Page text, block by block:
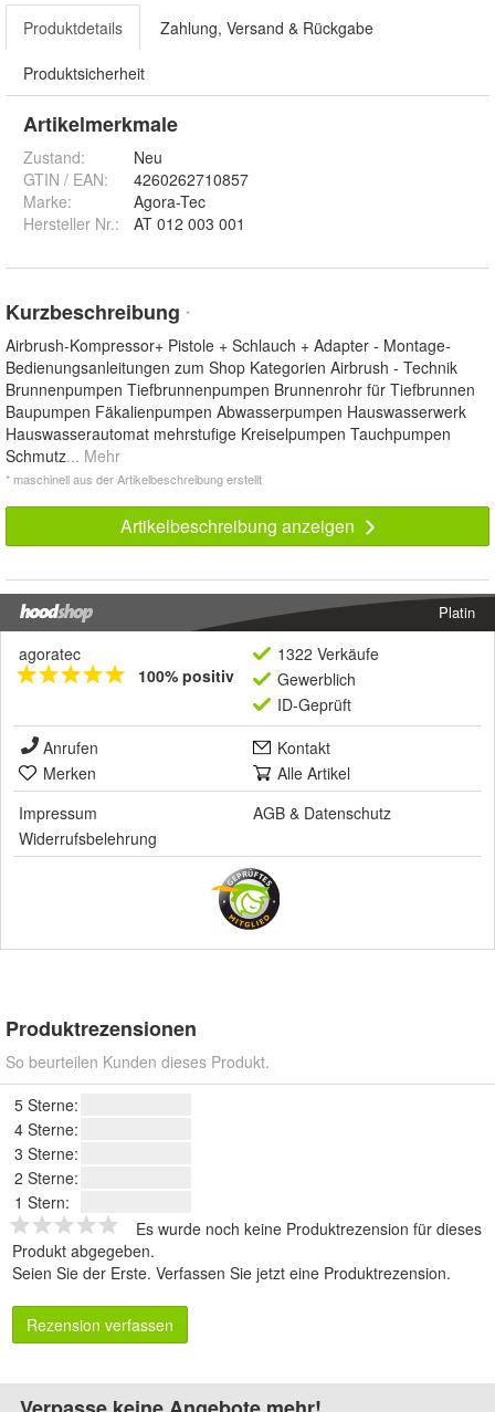
Produktdetails Zahlung, Versand & Rückgabe
Produktsicherheit
Artikelmerkmale
Zustand:
Neu
GTIN / EAN:
4260262710857
Marke:
Agora-Tec
Hersteller Nr.:
AT 012 003 001
Kurzbeschreibung *
Airbrush-Kompressor+ Pistole + Schlauch + Adapter - Montage-
Bedienungsanleitungen zum Shop Kategorien Airbrush - Technik
Brunnenpumpen Tiefbrunnenpumpen Brunnenrohr für Tiefbrunnen
Baupumpen Fäkalienpumpen Abwasserpumpen Hauswasserwerk
Hauswasserautomat mehrstufige Kreiselpumpen Tauchpumpen
Schmutz... Mehr
* maschinell aus der Artikelbeschreibung erstellt
Artikelbeschreibung anzeigen
Platin
agoratec
100% positiv
1322 Verkäufe
Gewerblich
ID-Geprüft
Anrufen
Kontakt
Merken
Alle Artikel
Impressum
AGB & Datenschutz
Widerrufsbelehrung
Produktrezensionen
So beurteilen Kunden dieses Produkt.
5 Sterne:
4 Sterne:
3 Sterne:
2 Sterne:
1 Stern:
Es wurde noch keine Produktrezension für dieses
Produkt abgegeben.
Seien Sie der Erste. Verfassen Sie jetzt eine Produktrezension.
Rezension verfassen